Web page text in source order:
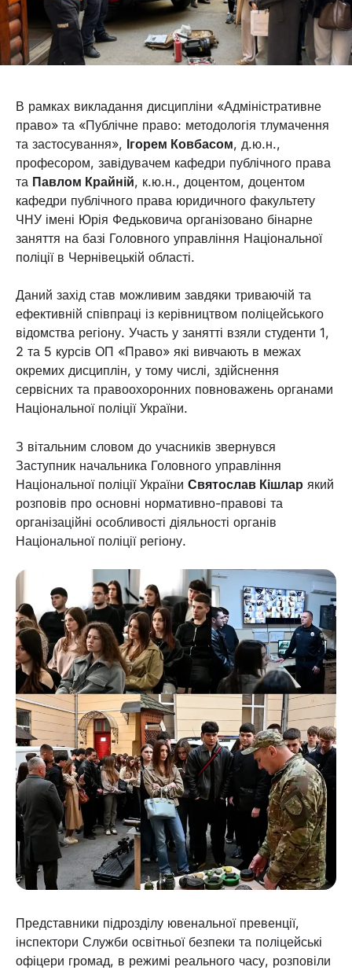
В рамках викладання дисципліни «Адміністративне
право» та «Публічне право: методологія тлумачення
та застосування», Ігорем Ковбасом, д.ю.н.,
професором, завідувачем кафедри публічного права
та Павлом Крайній, к.ю.н., доцентом, доцентом
кафедри публічного права юридичного факультету
ЧНУ імені Юрія Федьковича організовано бінарне
заняття на базі Головного управління Національної
поліції в Чернівецькій області.
Даний захід став можливим завдяки триваючій та
ефективній співпраці із керівництвом поліцейського
відомства регіону. Участь у занятті взяли студенти 1,
2 та 5 курсів ОП «Право» які вивчають в межах
окремих дисциплін, у тому числі, здійснення
сервісних та правоохоронних повноважень органами
Національної поліції України.
З вітальним словом до учасників звернувся
Заступник начальника Головного управління
Національної поліції України Святослав Кішлар який
розповів про основні нормативно-правові та
організаційні особливості діяльності органів
Національної поліції регіону.
Представники підрозділу ювенальної превенції,
інспектори Служби освітньої безпеки та поліцейські
офіцери громад, в режимі реального часу, розповіли